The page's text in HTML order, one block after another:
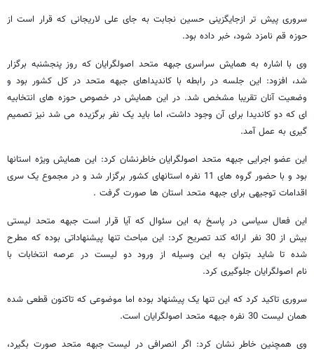
سروری پیش تر ازجایگزینی حسین نجابت به جای علی لاریجانی که قرار است از
حوزه قم نامزد شود، خبر داده بود.
وی با اشاره به همایش سراسری جبهه متحد اصولگرایان که روز پنجشنبه برگزار
شد، افزود: این جلسه در رابطه با کاندیداهای جبهه متحد در کل کشور بود و
وضعیت آنان تقریبا مشخص شد. در این همایش در خصوص حوزه های انتخابیه
ای که دو کاندیدا برای آن وجود داشت، اما باید یک نفر برگزیده می شد نیز تصمیم
گیری به عمل آمد.
این عضو اجرایی جبهه متحد اصولگرایان خاطرنشان کرد: این همایش ویژه استانها
بود و با حضور گروه های 11 نفره استانهای کشور برگزار شد و در مجموع یک سری
اقدامات توجیهی برای جبهه متحد استان ها صورت گرفت .
این فعال سیاسی در پاسخ به این سئوال که آیا قرار است جبهه متحد لیستی
بیش از 30 نفر ارائه کند تصریح کرد: این مباحث تنها پیشنهاداتی بوده که مطرح
شده تا شاید بتوان به این وسیله از ورود دو لیست در عرصه انتخابات با
نام اصولگرایان جلوگیری کرد.
سروری تاکید کرد که این تنها یک پیشنهاد بوده اما موضوعی که تاکنون قطعی شده
همان لیست 30 نفره جبهه متحد اصولگرایان است.
وی همچنین خاطر نشان کرد: اگر انصرافی در لیست جبهه متحد صورت بگیرد،